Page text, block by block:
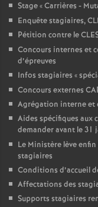
Stage «Carrières -
Enquête stagiaires,
Pétition contre le
Concours internes et
d’épreuves
Infos stagiaires «
Concours externes
Agrégation interne et
Aides spécifiques aux
demander avant le 31
Le Ministère lève enfin
stagiaires
Conditions d’accueil
Affectations des
Supports stagiaires